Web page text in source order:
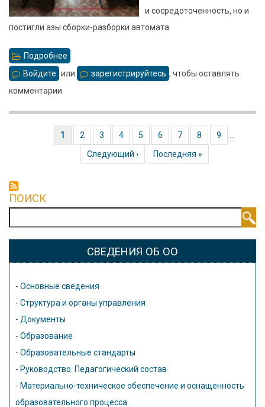
и сосредоточенность, но и
постигли азы сборки-разборки автомата.
Подробнее
Тренировка
Войдите или зарегистрируйтесь , чтобы оставлять
комментарии
НумерацияТекущая страница
1 Страница
2 Страница
3 Страница
4 Страница
5 Страница
6 Страница
7 Страница
8 Страница
9
Следующая страница
Следующий › Последняя страница
Последняя »
ПОИСК
СВЕДЕНИЯ ОБ ОО
- Основные сведения
- Структура и органы управления
- Документы
- Образование
- Образовательные стандарты
- Руководство. Педагогический состав
- Материально-техническое обеспечение и оснащенность
образовательного процесса